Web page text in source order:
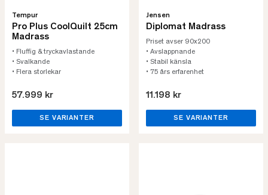
Tempur
Pro Plus CoolQuilt 25cm
Madrass
• Fluffig & tryckavlastande
• Svalkande
• Flera storlekar
57.999 kr
SE VARIANTER
Jensen
Diplomat Madrass
Priset avser 90x200
• Avslappnande
• Stabil känsla
• 75 års erfarenhet
11.198 kr
SE VARIANTER